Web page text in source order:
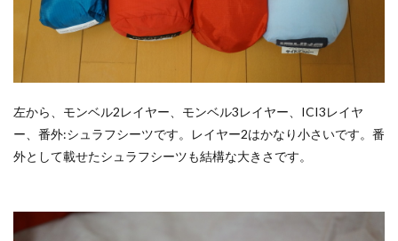
左から、モンベル2レイヤー、モンベル3レイヤー、ICI3レイヤ
ー、番外:シュラフシーツです。レイヤー2はかなり小さいです。番
外として載せたシュラフシーツも結構な大きさです。